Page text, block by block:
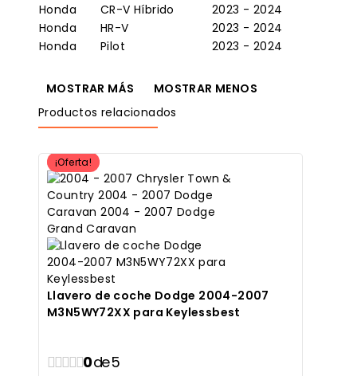
Honda
CR-V Híbrido
2023 - 2024
Honda
HR-V
2023 - 2024
Honda
Pilot 2023 - 2024
Productos relacionados
¡Oferta!
Llavero de coche Dodge 2004-2007
M3N5WY72XX para Keylessbest
0de 5